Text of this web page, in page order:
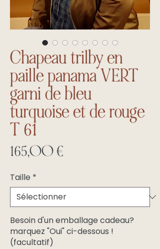
Chapeau trilby en
paille panama VERT
garni de bleu
turquoise et de rouge
T 61
165,00 €
Taille *
Besoin d'un emballage cadeau?
marquez "Oui" ci-dessous !
(facultatif)